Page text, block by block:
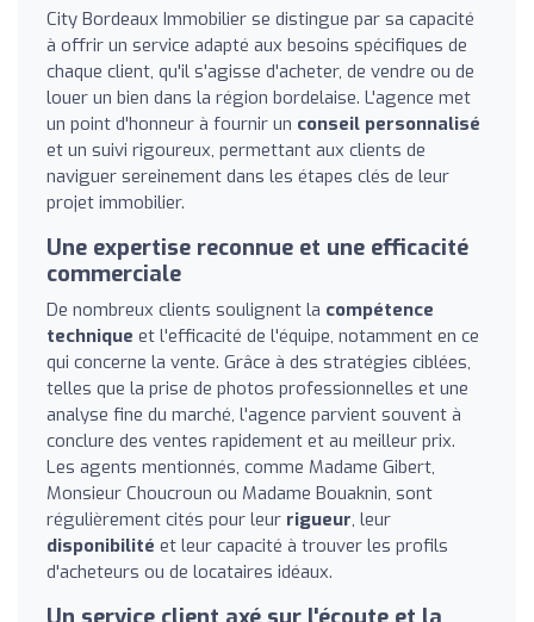
City Bordeaux Immobilier se distingue par sa capacité
à offrir un service adapté aux besoins spécifiques de
chaque client, qu'il s'agisse d'acheter, de vendre ou de
louer un bien dans la région bordelaise. L'agence met
un point d'honneur à fournir un conseil personnalisé
et un suivi rigoureux, permettant aux clients de
naviguer sereinement dans les étapes clés de leur
projet immobilier.
Une expertise reconnue et une efficacité
commerciale
De nombreux clients soulignent la compétence
technique et l'efficacité de l'équipe, notamment en ce
qui concerne la vente. Grâce à des stratégies ciblées,
telles que la prise de photos professionnelles et une
analyse fine du marché, l'agence parvient souvent à
conclure des ventes rapidement et au meilleur prix.
Les agents mentionnés, comme Madame Gibert,
Monsieur Choucroun ou Madame Bouaknin, sont
régulièrement cités pour leur rigueur, leur
disponibilité et leur capacité à trouver les profils
d'acheteurs ou de locataires idéaux.